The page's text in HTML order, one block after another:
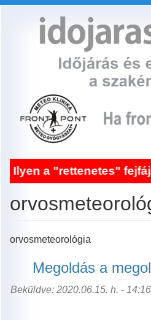
a "rettenetes" fejfájás!
orvosmeteorológia
Megoldás a
Beküldve: 2020.06.15. h. -